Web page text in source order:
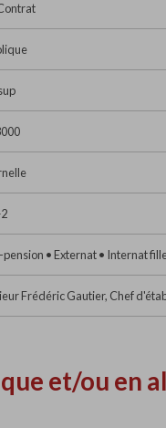
• Externat • Internat
Frédéric Gautier, Chef
et/ou en